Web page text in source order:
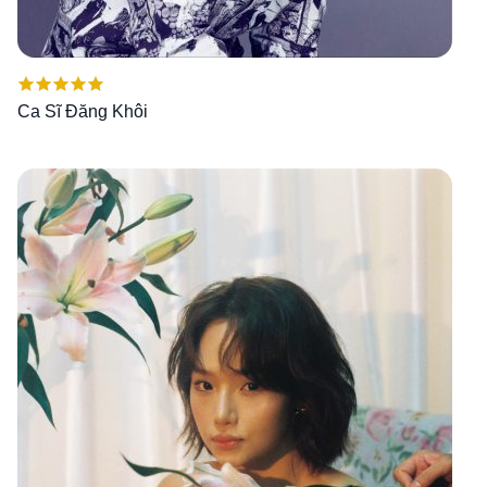
Ca Sĩ Đăng Khôi
Được xếp